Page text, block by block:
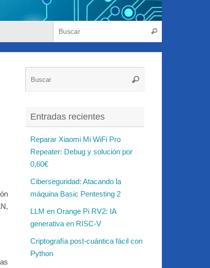
Buscar
Buscar
Entradas recientes
Reparar Xiaomi Mi WiFi Pro
Repeater: Debug y solución por
0,60€
Ciberseguridad: Atacando la
máquina Basic Pentesting 2
LLM en Orange Pi RV2: IA
generativa en RISC-V
Criptografía post-cuántica fácil con
Python